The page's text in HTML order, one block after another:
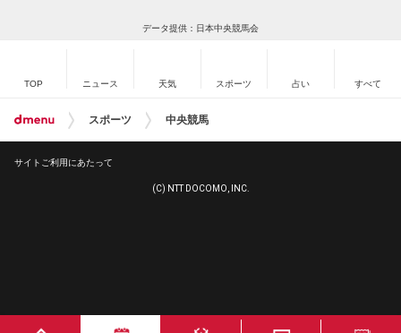
データ提供：日本中央競馬会
TOP ニュース 天気 スポーツ 占い すべて
スポーツ 中央競馬
サイトご利用にあたって
(C) NTT DOCOMO, INC.